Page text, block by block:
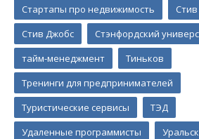
Стартапы про недвижимость
Стив Джобс
Стэнфордский
тайм-менеджмент
Тиньков
Тренинги для предпринимателей
Туристические сервисы
ТЭД
Удаленные программисты